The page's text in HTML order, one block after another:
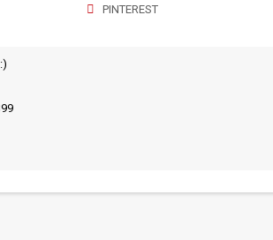
PINTEREST